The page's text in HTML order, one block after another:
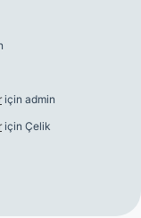
için admin
için Çelik